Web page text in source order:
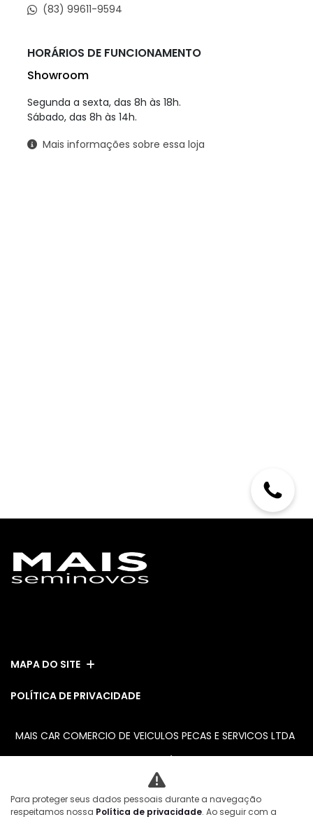
Segunda a sexta, das 8h às 18h.
Mais informações sobre essa loja
POLÍTICA DE PRIVACIDADE
MAIS CAR COMERCIO DE VEICULOS PECAS E SERVICOS LTDA
No trânsito, enxergar o outro
salva vidas.
Para proteger seus dados pessoais durante a navegação
respeitamos nossa Política de privacidade. Ao seguir com a